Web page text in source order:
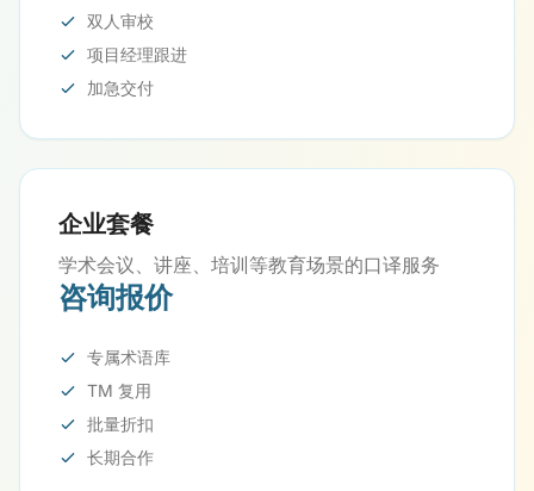
双人审校
项目经理跟进
加急交付
企业套餐
学术会议、讲座、培训等教育场景的口译服务
咨询报价
专属术语库
TM 复用
批量折扣
长期合作